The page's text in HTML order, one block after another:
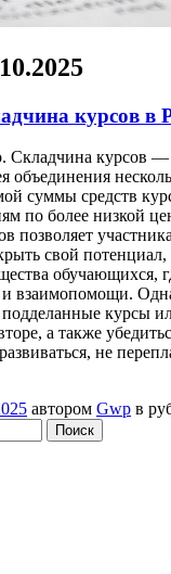
курсов в
Складчина курсов —
объединения
суммы средств
по более низкой
позволяет
свой
обучающихся,
и взаимопомощи.
курсы
а также
не
автором Gwp в